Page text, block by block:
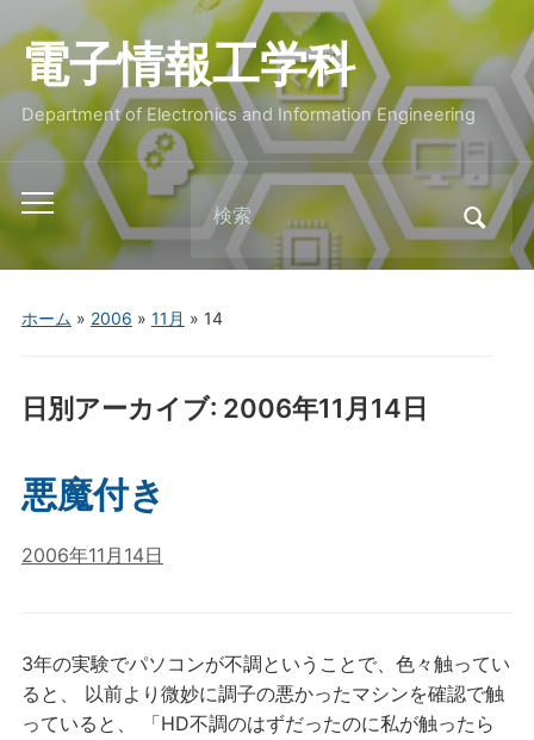
電子情報工学科
Department of Electronics and Information Engineering
Toggle
mobile
menu
Search
for:
ホーム » 2006 » 11月 » 14
日別アーカイブ: 2006年11月14日
悪魔付き
2006年11月14日
3年の実験でパソコンが不調ということで、色々触ってい
ると、 以前より微妙に調子の悪かったマシンを確認で触
っていると、 「HD不調のはずだったのに私が触ったら